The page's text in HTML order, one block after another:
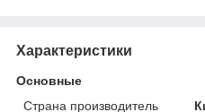
Характеристики
Основные
Страна производитель